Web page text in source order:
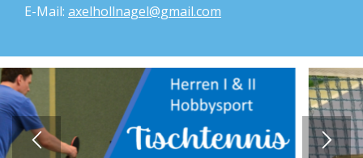
E-Mail: axelhollnagel@gmail.com